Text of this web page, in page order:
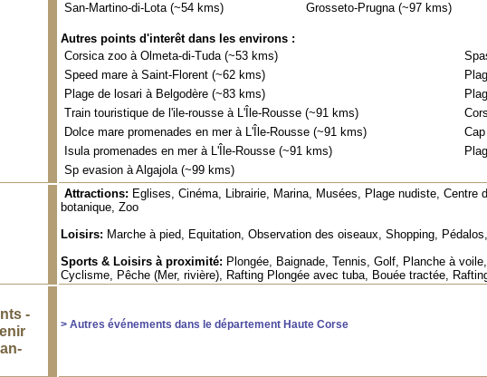
San-Martino-di-Lota (~54 kms)
Grosseto-Prugna (~97 kms)
Autres points d'interêt dans les environs :
Corsica zoo à Olmeta-di-Tuda (~53 kms)
Speed mare à Saint-Florent (~62 kms)
Plage de losari à Belgodère (~83 kms)
Train touristique de l'ile-rousse à L'Île-Rousse (~91 kms)
Dolce mare promenades en mer à L'Île-Rousse (~91 kms)
Isula promenades en mer à L'Île-Rousse (~91 kms)
Sp evasion à Algajola (~99 kms)
Attractions: Eglises, Cinéma, Librairie, Marina, Musées, Plage nudiste,
botanique, Zoo
Loisirs: Marche à pied, Equitation, Observation des oiseaux, Shopping,
Sports & Loisirs à proximité: Plongée, Baignade, Tennis, Golf, Planche à
Cyclisme, Pêche (Mer, rivière), Rafting Plongée avec tuba, Bouée tractée,
-
> Autres événements dans le département Haute Corse